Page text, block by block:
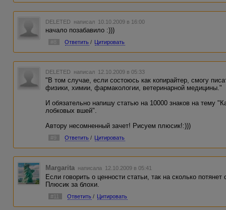
DELETED написал 10.10.2009 в 16:00
начало позабавило :)))
#8 Ответить / Цитировать
DELETED написал 12.10.2009 в 05:33
"В том случае, если состоюсь как копирайтер, смогу
физики, химии, фармакологии, ветеринарной медицины."
И обязательно напишу статью на 10000 знаков на тему
лобковых вшей".
Автору несомненный зачет! Рисуем плюсик!:)))
#9 Ответить / Цитировать
Margarita написала 12.10.2009 в 05:41
Если говорить о ценности статьи, так на сколько потянет
Плюсик за блохи.
#11 Ответить / Цитировать